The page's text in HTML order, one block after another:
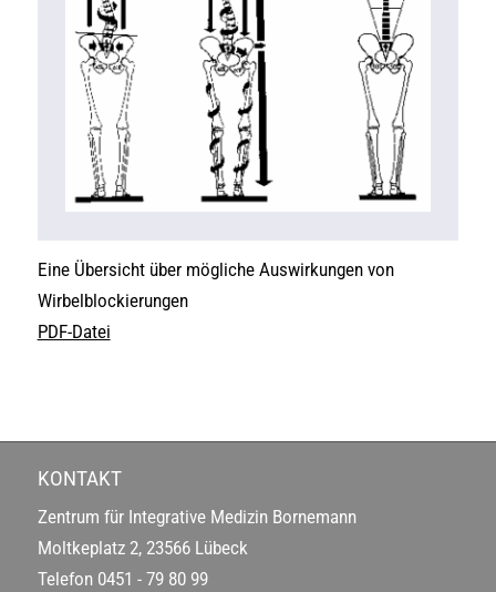
Eine Übersicht über mögliche Auswirkungen von
Wirbelblockierungen
PDF-Datei
KONTAKT
Zentrum für Integrative Medizin Bornemann
Moltkeplatz 2, 23566 Lübeck
Telefon 0451 - 79 80 99